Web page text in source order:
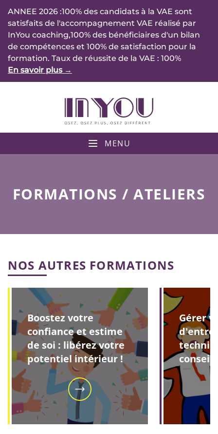
ANNEE 2026 :100% des candidats à la VAE sont
satisfaits de l'accompagnement VAE réalisé par
InYou coaching,100% des bénéficiaires d'un bilan
de compétences et 100% de satisfaction pour la
formation. Taux de réussite de la VAE : 100%
En savoir plus →
MENU
FORMATIONS / ATELIERS
NOS AUTRES FORMATIONS
Boostez votre
confiance et estime
de soi : libérez votre
potentiel intérieur !
Gérer